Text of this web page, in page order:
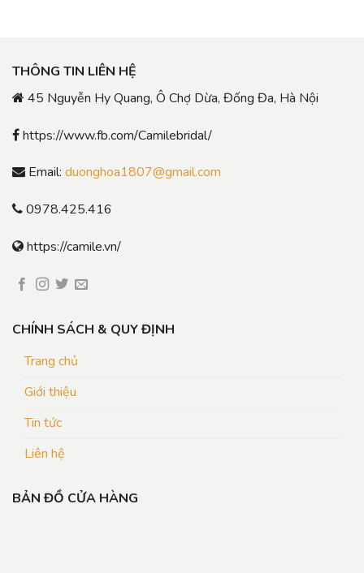
THÔNG TIN LIÊN HỆ
45 Nguyễn Hy Quang, Ô Chợ Dừa, Đống Đa, Hà Nội
https://www.fb.com/Camilebridal/
Email: duonghoa1807@gmail.com
0978.425.416
https://camile.vn/
CHÍNH SÁCH & QUY ĐỊNH
Trang chủ
Giới thiệu
Tin tức
Liên hệ
BẢN ĐỒ CỬA HÀNG